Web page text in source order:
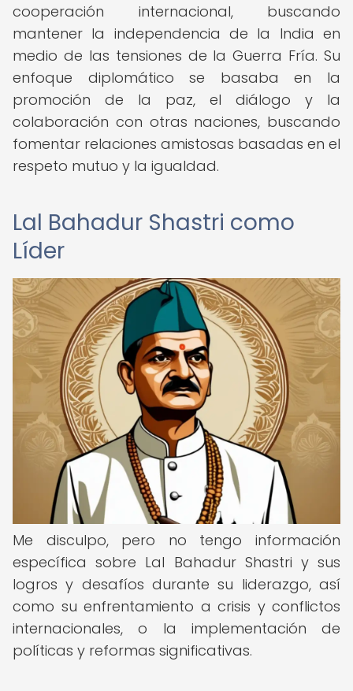
cooperación internacional, buscando
mantener la independencia de la India en
medio de las tensiones de la Guerra Fría. Su
enfoque diplomático se basaba en la
promoción de la paz, el diálogo y la
colaboración con otras naciones, buscando
fomentar relaciones amistosas basadas en el
respeto mutuo y la igualdad.
Lal Bahadur Shastri como
Líder
Me disculpo, pero no tengo información
específica sobre Lal Bahadur Shastri y sus
logros y desafíos durante su liderazgo, así
como su enfrentamiento a crisis y conflictos
internacionales, o la implementación de
políticas y reformas significativas.